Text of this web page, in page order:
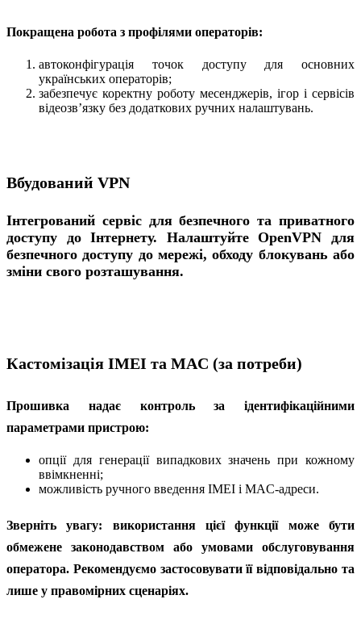
Покращена робота з профілями операторів:
автоконфігурація точок доступу для основних
українських операторів;
забезпечує коректну роботу месенджерів, ігор і сервісів
відеозв’язку без додаткових ручних налаштувань.
Вбудований VPN
Інтегрований сервіс для безпечного та приватного
доступу до Інтернету. Налаштуйте OpenVPN для
безпечного доступу до мережі, обходу блокувань або
зміни свого розташування.
Кастомізація IMEI та MAC (за потреби)
Прошивка надає контроль за ідентифікаційними
параметрами пристрою:
опції для генерації випадкових значень при кожному
ввімкненні;
можливість ручного введення IMEI і MAC-адреси.
Зверніть увагу: використання цієї функції може бути
обмежене законодавством або умовами обслуговування
оператора. Рекомендуємо застосовувати її відповідально та
лише у правомірних сценаріях.